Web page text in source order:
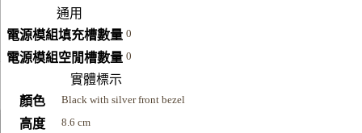
通用
電源模組填充槽數量 0
電源模組空閒槽數量 0
實體標示
顏色
Black with silver front bezel
高度 8.6 cm